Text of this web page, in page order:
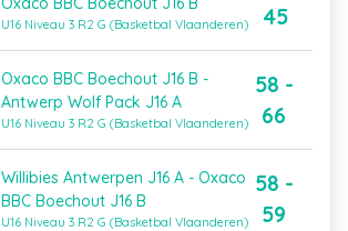
U16 Niveau 3 R2 G (Basketbal Vlaanderen)
45
Oxaco BBC Boechout J16 B -
Antwerp Wolf Pack J16 A
U16 Niveau 3 R2 G (Basketbal Vlaanderen)
58 -
66
Willibies Antwerpen J16 A - Oxaco
BBC Boechout J16 B
U16 Niveau 3 R2 G (Basketbal Vlaanderen)
58 -
59